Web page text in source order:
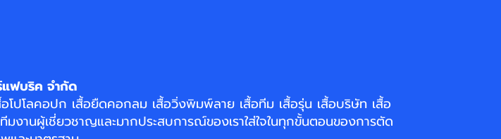
ฟบริค จำกัด
อโปโลคอปก เสื้อยืดคอกลม เสื้อวิ่งพิมพ์ลาย เสื้อทีม เสื้อรุ่น เสื้อบริษัท เสื้อ
านผู้เชี่ยวชาญและมากประสบการณ์ของเราใส่ใจในทุกขั้นตอนของการตัด